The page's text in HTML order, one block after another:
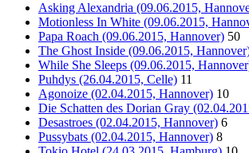
Asking Alexandria (09.06.2015,
Motionless In White (09.06.2015,
Papa Roach (09.06.2015, Hannover) 50
The Ghost Inside (09.06.2015,
While She Sleeps (09.06.2015,
Puhdys (26.04.2015, Celle) 11
Agonoize (02.04.2015, Hannover) 10
Die Schatten des Dorian Gray
Desastroes (02.04.2015, Hannover) 6
Pussybats (02.04.2015, Hannover) 8